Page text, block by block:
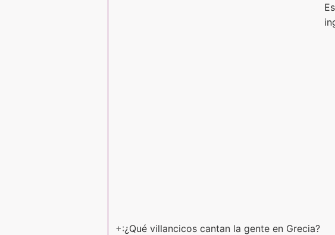
+:¿Qué villancicos cantan la gente en Grecia?